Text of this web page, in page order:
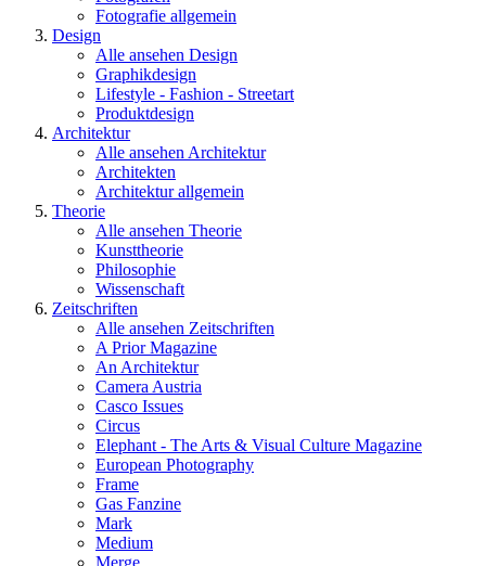
Fotografie allgemein
Design
Alle ansehen Design
Graphikdesign
Lifestyle - Fashion - Streetart
Produktdesign
Architektur
Alle ansehen Architektur
Architekten
Architektur allgemein
Theorie
Alle ansehen Theorie
Kunsttheorie
Philosophie
Wissenschaft
Zeitschriften
Alle ansehen Zeitschriften
A Prior Magazine
An Architektur
Camera Austria
Casco Issues
Circus
Elephant - The Arts & Visual Culture Magazine
European Photography
Frame
Gas Fanzine
Mark
Medium
Merge